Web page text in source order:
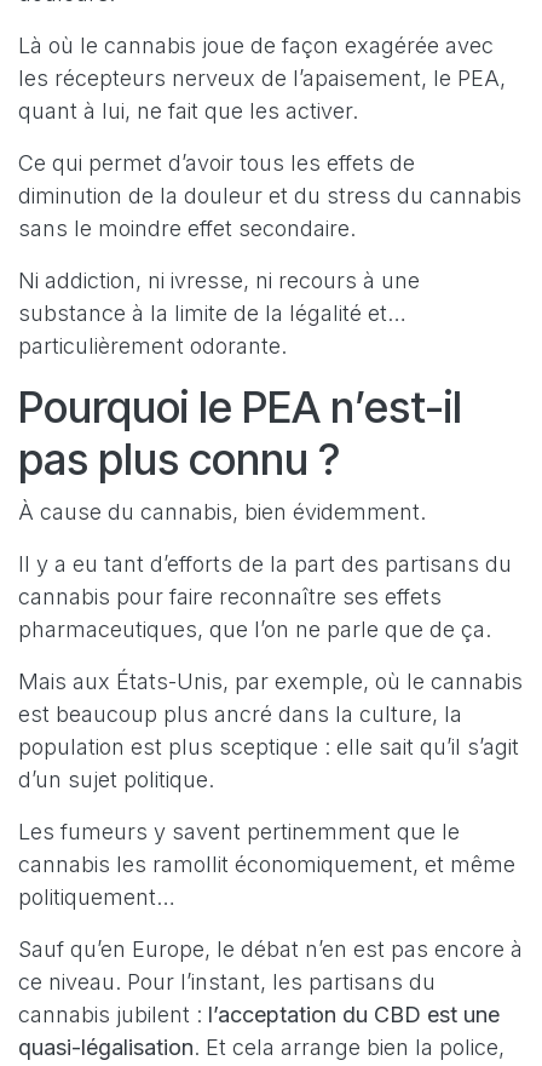
Là où le cannabis joue de façon exagérée avec
les récepteurs nerveux de l’apaisement, le PEA,
quant à lui, ne fait que les activer.
Ce qui permet d’avoir tous les effets de
diminution de la douleur et du stress du cannabis
sans le moindre effet secondaire.
Ni addiction, ni ivresse, ni recours à une
substance à la limite de la légalité et…
particulièrement odorante.
Pourquoi le PEA n’est-il
pas plus connu ?
À cause du cannabis, bien évidemment.
Il y a eu tant d’efforts de la part des partisans du
cannabis pour faire reconnaître ses effets
pharmaceutiques, que l’on ne parle que de ça.
Mais aux États-Unis, par exemple, où le cannabis
est beaucoup plus ancré dans la culture, la
population est plus sceptique : elle sait qu’il s’agit
d’un sujet politique.
Les fumeurs y savent pertinemment que le
cannabis les ramollit économiquement, et même
politiquement…
Sauf qu’en Europe, le débat n’en est pas encore à
ce niveau. Pour l’instant, les partisans du
cannabis jubilent : l’acceptation du CBD est une
quasi-légalisation. Et cela arrange bien la police,